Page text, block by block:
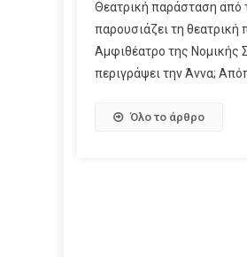
Θεατρική παράσταση από
παρουσιάζει τη
Αμφιθέατρο της Νομικής
περιγράψει την Άννα;
Όλο το άρθρο